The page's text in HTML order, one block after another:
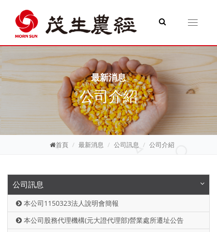
Toggle
最新消息
公司介紹
首頁 最新消息 公司訊息 公司介紹
公司訊息
本公司1150323法人說明會簡報
本公司股務代理機構(元大證代理部)營業處所遷址公告